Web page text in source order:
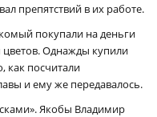
препятствий в их работе.
покупали на деньги
цветов. Однажды купили
как посчитали
и ему же передавалось.
Якобы Владимир